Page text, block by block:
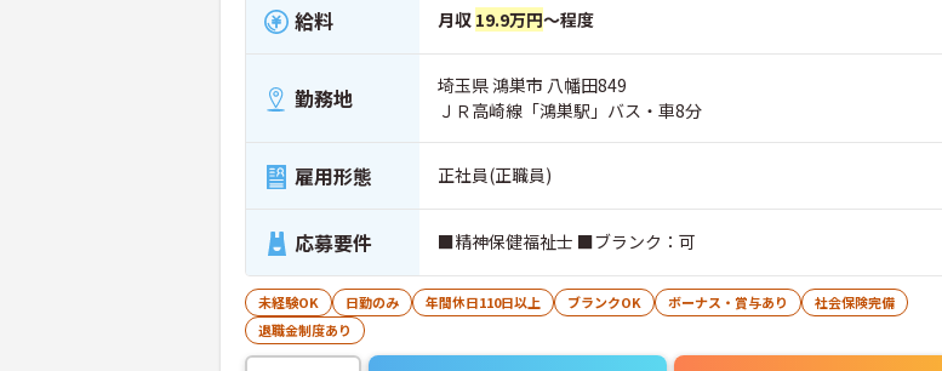
給料 月収 19.9万円～程度
勤務地
埼玉県 鴻巣市 八幡田849
ＪＲ高崎線「鴻巣駅」バス・車8分
雇用形態 正社員(正職員)
応募要件 ■精神保健福祉士 ■ブランク：可
未経験OK 日勤のみ 年間休日110日以上 ブランクOK ボーナス・賞与あり
社会保険完備
退職金制度あり